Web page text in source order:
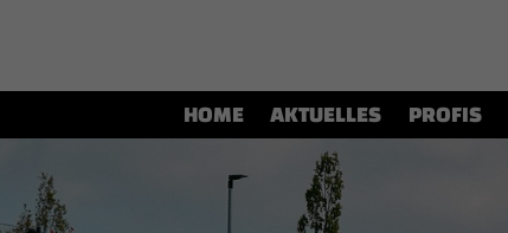
HOME AKTUELLES PROFIS